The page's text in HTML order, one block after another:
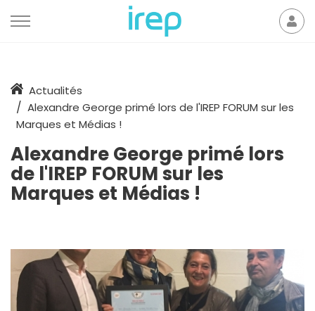
AccueilActualités
Alexandre George primé lors de l'IREP FORUM sur les
Marques et Médias !
Alexandre George primé lors
de l'IREP FORUM sur les
Marques et Médias !